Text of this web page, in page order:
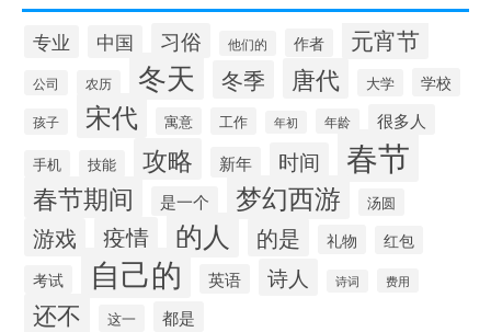
专业 中国 习俗 他们的 作者 元宵节
公司 农历 冬天 冬季 唐代 大学 学校
孩子 宋代 寓意 工作 年初 年龄 很多人
手机 技能 攻略 新年 时间 春节
春节期间 是一个 梦幻西游 汤圆
游戏 疫情 的人 的是 礼物
红包
考试
自己的 英语 诗人 诗词 费用
还不 这一 都是